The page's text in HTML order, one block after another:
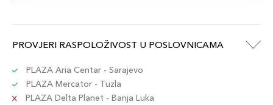
PROVJERI RASPOLOŽIVOST U POSLOVNICAMA
PLAZA Aria Centar - Sarajevo
PLAZA Mercator - Tuzla
PLAZA Delta Planet - Banja Luka